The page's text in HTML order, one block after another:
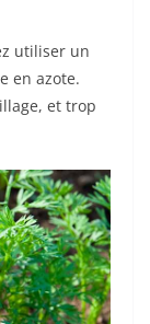
utiliser un
en azote.
et trop